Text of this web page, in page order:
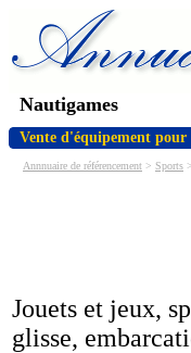
Nautigames
Vente d'équipement pour
Annnuaire de référencement > Sports >
Jouets et jeux,
glisse,